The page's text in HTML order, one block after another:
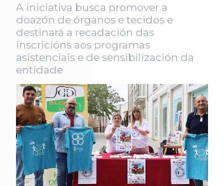
A iniciativa busca promover a
doazón de órganos e tecidos e
destinará a recadación das
inscricións aos programas
asistenciais e de sensibilización da
entidade